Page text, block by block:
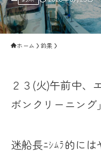
ホーム 釣果
２３(火)午前中、
ボンクリーニング
迷船長ﾆｼﾑﾗ的に